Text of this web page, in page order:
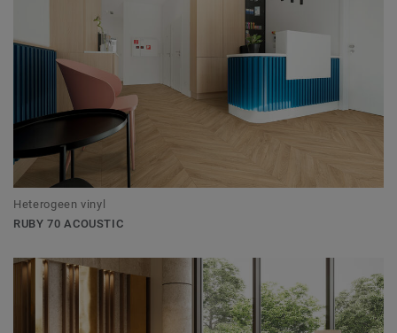
Heterogeen vinyl
RUBY 70 ACOUSTIC